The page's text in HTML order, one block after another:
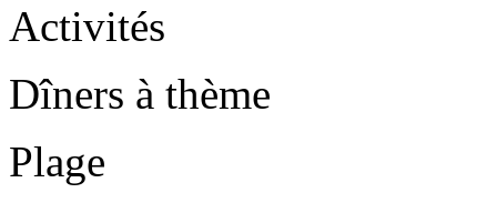
Activités
Dîners à thème
Plage